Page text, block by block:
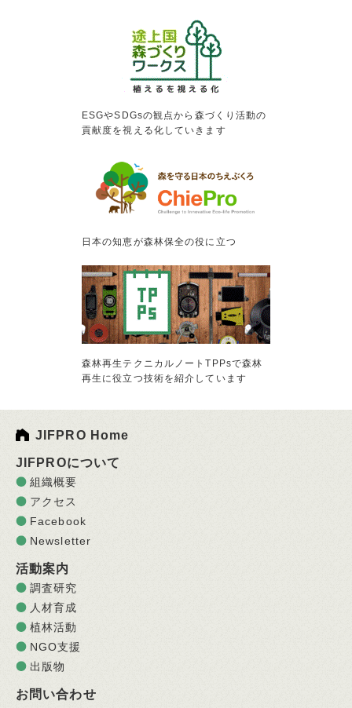
ESGやSDGsの観点から森づくり活動の
貢献度を視える化していきます
日本の知恵が森林保全の役に立つ
森林再生テクニカルノートTPPsで森林
再生に役立つ技術を紹介しています
JIFPRO Home
JIFPROについて
組織概要
アクセス
Facebook
Newsletter
活動案内
調査研究
人材育成
植林活動
NGO支援
出版物
お問い合わせ